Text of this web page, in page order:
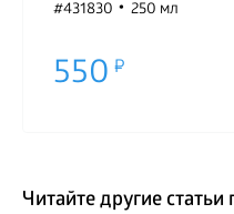
#431830 250 мл
550
Читайте другие